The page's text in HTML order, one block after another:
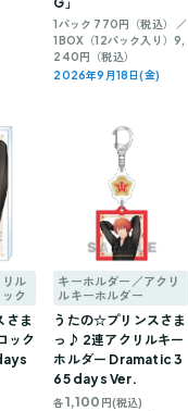
1パック 770円（税込） ／
1BOX（12パック入り）9,
240円（税込）
2026年9月18日(金)
ル
ク
さま
ック
キーホルダー／アクリ
ルキーホルダー
うたの☆プリンスさま
っ♪ 2連アクリルキー
ホルダー Dramatic 3
65 days Ver.
各1,100 円(税込)